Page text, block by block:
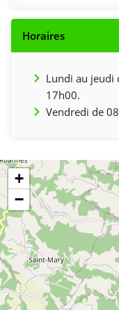
Lundi au jeudi
17h00.
Vendredi de
+
−